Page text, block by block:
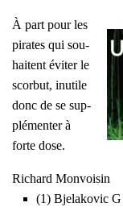
À part pour les
pirates qui sou­
haitent évi­ter le
scor­but, inutile
donc de se sup­
plé­men­ter à
forte dose.
Richard Mon­voi­sin
(1) Bje­la­ko­vic